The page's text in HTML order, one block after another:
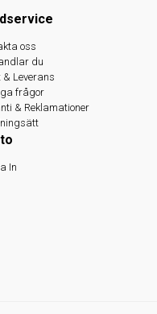
oss
du
& Leverans
frågor
& Reklamationer
In